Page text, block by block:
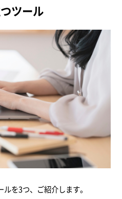
ツール
を3つ、ご紹介します。